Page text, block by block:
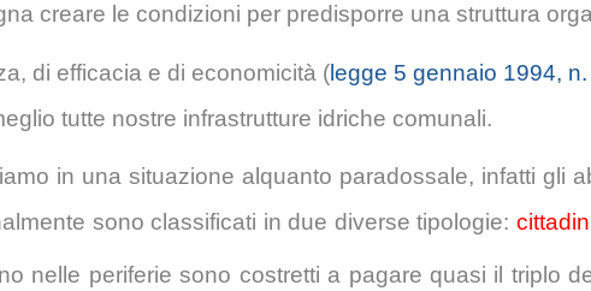
creare le condizioni per predisporre una struttura
di efficacia e di economicità (legge 5 gennaio 1994,
tutte nostre infrastrutture idriche comunali.
in una situazione alquanto paradossale, infatti gli
sono classificati in due diverse tipologie:
nelle periferie sono costretti a pagare quasi il triplo